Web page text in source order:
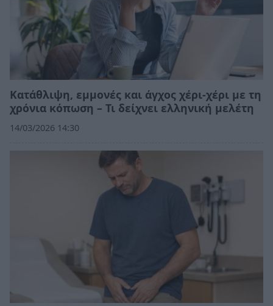
Κατάθλιψη, εμμονές και άγχος χέρι-χέρι με τη
χρόνια κόπωση – Τι δείχνει ελληνική μελέτη
14/03/2026 14:30